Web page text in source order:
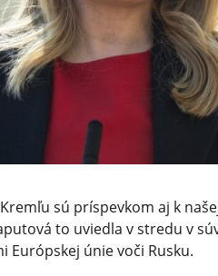
sú príspevkom aj k
to uviedla v stredu v
Európskej únie voči Rusku.